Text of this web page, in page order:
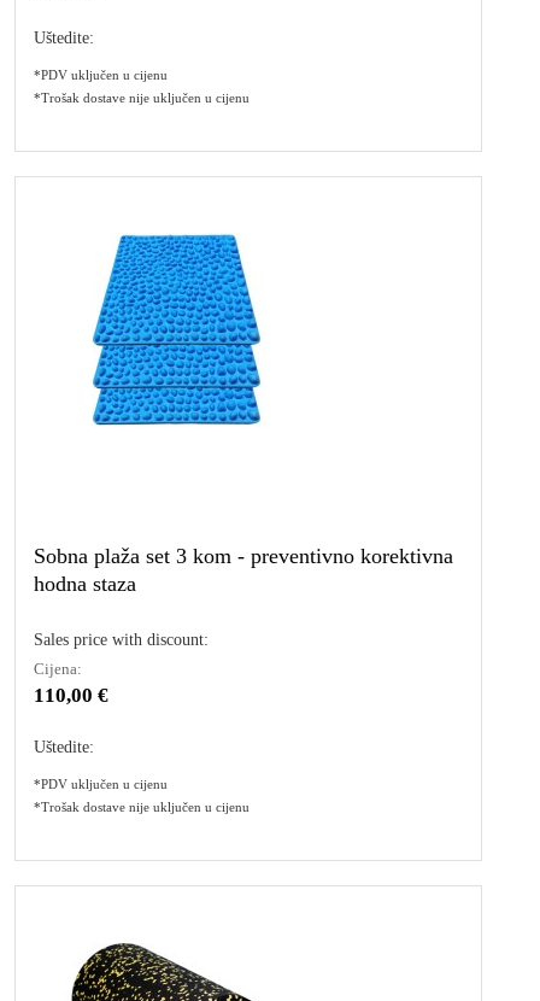
Uštedite:
*PDV uključen u cijenu
*Trošak dostave nije uključen u cijenu
Sobna plaža set 3 kom - preventivno korektivna
hodna staza
Sales price with discount:
Cijena:
110,00 €
Uštedite:
*PDV uključen u cijenu
*Trošak dostave nije uključen u cijenu